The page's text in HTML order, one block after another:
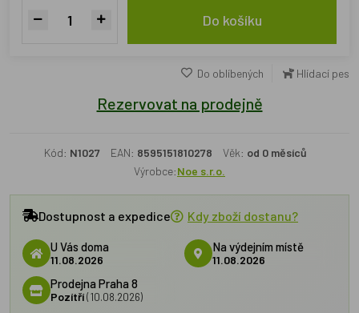
Do košíku
Do oblíbených Hlídací pes
Rezervovat na prodejně
Kód: N1027 EAN: 8595151810278 Věk: od 0 měsíců
Výrobce:Noe s.r.o.
Dostupnost a expedice Kdy zboží dostanu?
U Vás doma
11.08.2026
Na výdejním místě
11.08.2026
Prodejna Praha 8
Pozítří(10.08.2026)